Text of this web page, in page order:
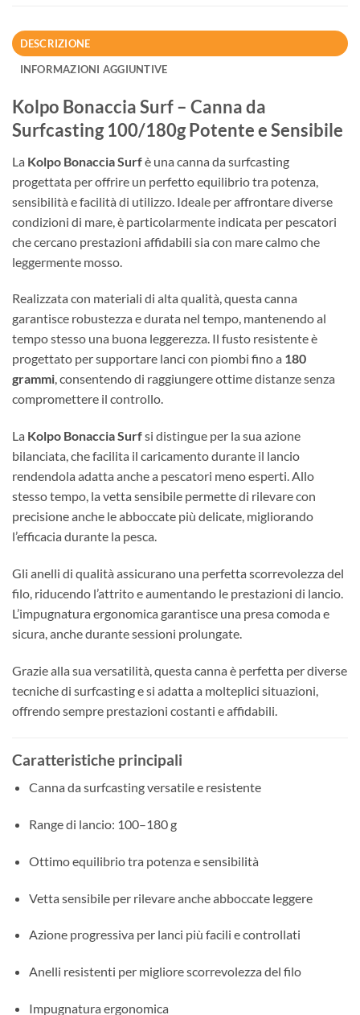
DESCRIZIONE
INFORMAZIONI AGGIUNTIVE
Kolpo Bonaccia Surf – Canna da
Surfcasting 100/180g Potente e Sensibile
La Kolpo Bonaccia Surfè una canna da surfcasting
progettata per offrire un perfetto equilibrio tra potenza,
sensibilità e facilità di utilizzo. Ideale per affrontare diverse
condizioni di mare, è particolarmente indicata per pescatori
che cercano prestazioni affidabili sia con mare calmo che
leggermente mosso.
Realizzata con materiali di alta qualità, questa canna
garantisce robustezza e durata nel tempo, mantenendo al
tempo stesso una buona leggerezza. Il fusto resistente è
progettato per supportare lanci con piombi fino a 180
grammi, consentendo di raggiungere ottime distanze senza
compromettere il controllo.
La Kolpo Bonaccia Surfsi distingue per la sua azione
bilanciata, che facilita il caricamento durante il lancio
rendendola adatta anche a pescatori meno esperti. Allo
stesso tempo, la vetta sensibile permette di rilevare con
precisione anche le abboccate più delicate, migliorando
l’efficacia durante la pesca.
Gli anelli di qualità assicurano una perfetta scorrevolezza del
filo, riducendo l’attrito e aumentando le prestazioni di lancio.
L’impugnatura ergonomica garantisce una presa comoda e
sicura, anche durante sessioni prolungate.
Grazie alla sua versatilità, questa canna è perfetta per diverse
tecniche di surfcasting e si adatta a molteplici situazioni,
offrendo sempre prestazioni costanti e affidabili.
Caratteristiche principali
Canna da surfcasting versatile e resistente
Range di lancio: 100–180 g
Ottimo equilibrio tra potenza e sensibilità
Vetta sensibile per rilevare anche abboccate leggere
Azione progressiva per lanci più facili e controllati
Anelli resistenti per migliore scorrevolezza del filo
Impugnatura ergonomica